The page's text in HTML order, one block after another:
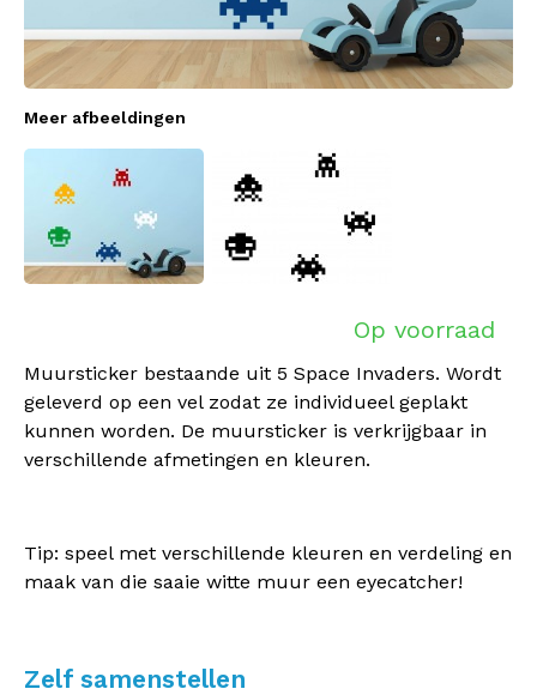
Meer afbeeldingen
Op voorraad
Muursticker bestaande uit 5 Space Invaders. Wordt
geleverd op een vel zodat ze individueel geplakt
kunnen worden. De muursticker is verkrijgbaar in
verschillende afmetingen en kleuren.
Tip: speel met verschillende kleuren en verdeling en
maak van die saaie witte muur een eyecatcher!
Zelf samenstellen